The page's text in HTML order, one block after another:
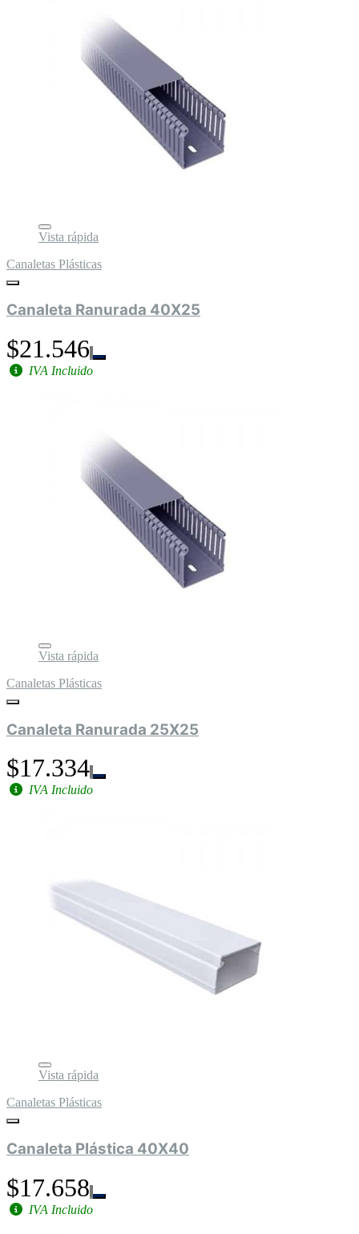
Vista rápida
Canaletas Plásticas
Canaleta Ranurada 40X25
$21.546
IVA Incluido
Vista rápida
Canaletas Plásticas
Canaleta Ranurada 25X25
$17.334
IVA Incluido
Vista rápida
Canaletas Plásticas
Canaleta Plástica 40X40
$17.658
IVA Incluido